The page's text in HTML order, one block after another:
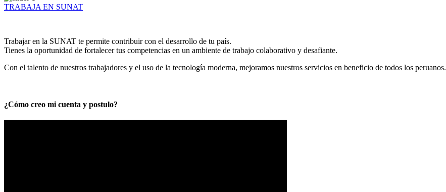
TRABAJA EN SUNAT
Trabajar en la SUNAT te permite contribuir con el desarrollo de tu país.
Tienes la oportunidad de fortalecer tus competencias en un ambiente de trabajo colaborativo y desafiante.
Con el talento de nuestros trabajadores y el uso de la tecnología moderna, mejoramos nuestros servicios en beneficio de todos los peruanos.
¿Cómo creo mi cuenta y postulo?